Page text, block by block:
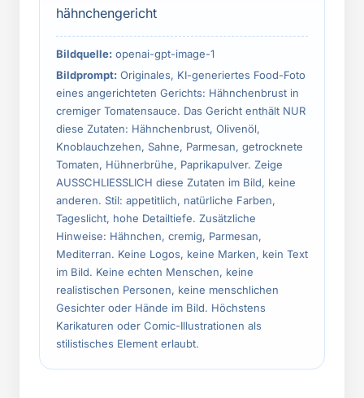
hähnchengericht
Bildquelle: openai-gpt-image-1
Bildprompt: Originales, KI-generiertes Food-Foto
eines angerichteten Gerichts: Hähnchenbrust in
cremiger Tomatensauce. Das Gericht enthält NUR
diese Zutaten: Hähnchenbrust, Olivenöl,
Knoblauchzehen, Sahne, Parmesan, getrocknete
Tomaten, Hühnerbrühe, Paprikapulver. Zeige
AUSSCHLIESSLICH diese Zutaten im Bild, keine
anderen. Stil: appetitlich, natürliche Farben,
Tageslicht, hohe Detailtiefe. Zusätzliche
Hinweise: Hähnchen, cremig, Parmesan,
Mediterran. Keine Logos, keine Marken, kein Text
im Bild. Keine echten Menschen, keine
realistischen Personen, keine menschlichen
Gesichter oder Hände im Bild. Höchstens
Karikaturen oder Comic-Illustrationen als
stilistisches Element erlaubt.